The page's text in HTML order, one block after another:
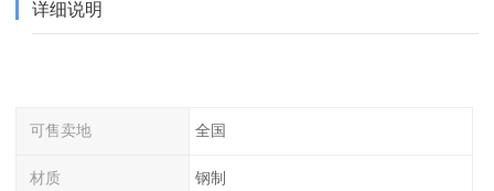
详细说明
可售卖地 全国
材质 钢制